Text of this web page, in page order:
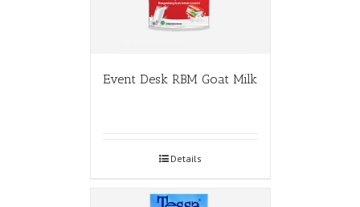
Event Desk RBM Goat Milk
Details